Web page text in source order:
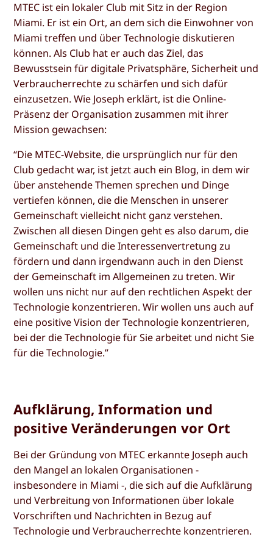
MTEC ist ein lokaler Club mit Sitz in der Region
Miami. Er ist ein Ort, an dem sich die Einwohner von
Miami treffen und über Technologie diskutieren
können. Als Club hat er auch das Ziel, das
Bewusstsein für digitale Privatsphäre, Sicherheit und
Verbraucherrechte zu schärfen und sich dafür
einzusetzen. Wie Joseph erklärt, ist die Online-
Präsenz der Organisation zusammen mit ihrer
Mission gewachsen:
“Die MTEC-Website, die ursprünglich nur für den
Club gedacht war, ist jetzt auch ein Blog, in dem wir
über anstehende Themen sprechen und Dinge
vertiefen können, die die Menschen in unserer
Gemeinschaft vielleicht nicht ganz verstehen.
Zwischen all diesen Dingen geht es also darum, die
Gemeinschaft und die Interessenvertretung zu
fördern und dann irgendwann auch in den Dienst
der Gemeinschaft im Allgemeinen zu treten. Wir
wollen uns nicht nur auf den rechtlichen Aspekt der
Technologie konzentrieren. Wir wollen uns auch auf
eine positive Vision der Technologie konzentrieren,
bei der die Technologie für Sie arbeitet und nicht Sie
für die Technologie.”
Aufklärung, Information und
positive Veränderungen vor Ort
Bei der Gründung von MTEC erkannte Joseph auch
den Mangel an lokalen Organisationen -
insbesondere in Miami -, die sich auf die Aufklärung
und Verbreitung von Informationen über lokale
Vorschriften und Nachrichten in Bezug auf
Technologie und Verbraucherrechte konzentrieren.